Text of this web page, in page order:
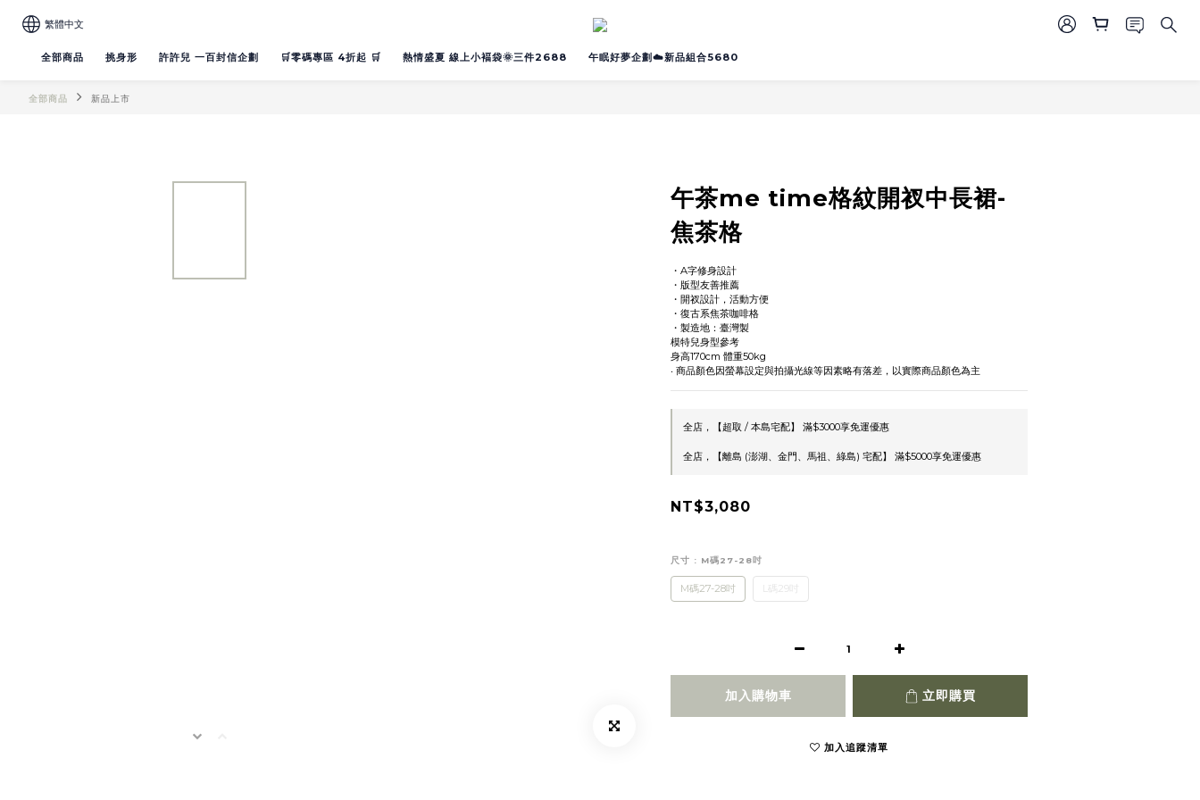
繁體中文
全部商品 挑身形 許許兒 一百封信企劃 🛒零碼專區 4折起 🛒 熱情盛夏 線上小褔袋🌞三件2688 午眠好夢企劃☁️新品組合5680
全部商品 新品上市
午茶me time格紋開衩中長裙-
焦茶格
・A字修身設計
・版型友善推薦
・開衩設計，活動方便
・復古系焦茶咖啡格
・製造地：臺灣製
模特兒身型參考
身高170cm 體重50kg
‧ 商品顏色因螢幕設定與拍攝光線等因素略有落差，以實際商品顏色為主
全店，【超取 / 本島宅配】 滿$3000享免運優惠
全店，【離島 (澎湖、金門、馬祖、綠島) 宅配】 滿$5000享免運優惠
NT$3,080
尺寸 : M碼27-28吋
M碼27-28吋 L碼29吋
加入購物車 立即購買
加入追蹤清單